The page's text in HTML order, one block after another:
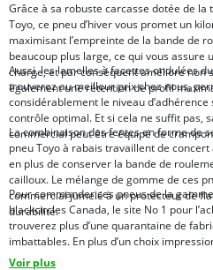
Grâce à sa robuste carcasse dotée de la
Toyo, ce pneu d’hiver vous promet un
maximisant l’empreinte de la bande de
beaucoup plus large, ce qui vous
charge, et par conséquent améliore non
également une rétention de profil
Aussi, les lamelles à facettes ondulées
trouverez au meilleur prix chez nous,
considérablement le niveau
contrôle optimal. Et si cela ne suffit pas,
commercial peut être équipé de
La combinaison des fentes en forme de
pneu Toyo à rabais travaillent de
en plus de conserver la bande de
cailloux. Le mélange de gomme de ces
commercial jumelé à un protecteur de
durabilité.
Pour commander ces pneus de la
blackcircles Canada, le site No 1 pour
trouverez plus d’une quarantaine de
imbattables. En plus d’un choix
sont toujours là pour vous conseiller et
Voir plus